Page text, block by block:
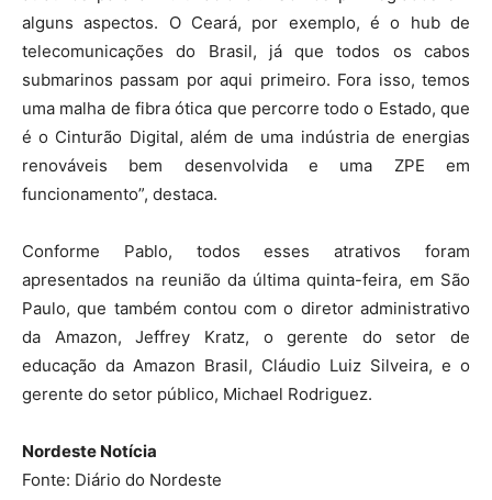
alguns aspectos. O Ceará, por exemplo, é o hub de
telecomunicações do Brasil, já que todos os cabos
submarinos passam por aqui primeiro. Fora isso, temos
uma malha de fibra ótica que percorre todo o Estado, que
é o Cinturão Digital, além de uma indústria de energias
renováveis bem desenvolvida e uma ZPE em
funcionamento”, destaca.
Conforme Pablo, todos esses atrativos foram
apresentados na reunião da última quinta-feira, em São
Paulo, que também contou com o diretor administrativo
da Amazon, Jeffrey Kratz, o gerente do setor de
educação da Amazon Brasil, Cláudio Luiz Silveira, e o
gerente do setor público, Michael Rodriguez.
Nordeste Notícia
Fonte: Diário do Nordeste